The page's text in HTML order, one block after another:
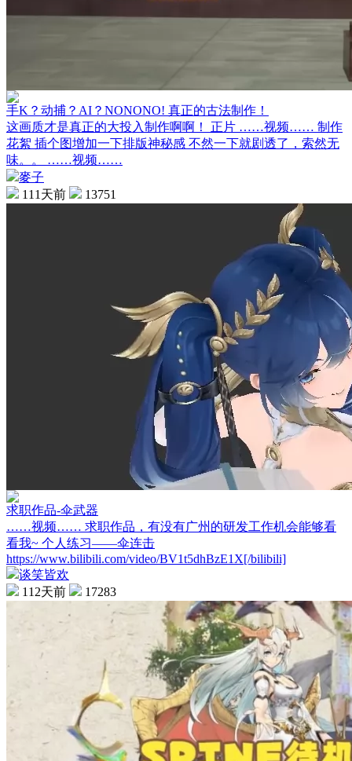
手K？动捕？AI？NONONO! 真正的古法制作！
这画质才是真正的大投入制作啊啊！ 正片 ……视频…… 制作
花絮 插个图增加一下排版神秘感 不然一下就剧透了，索然无
味。。 ……视频……
麥子
111天前
13751
求职作品-伞武器
……视频…… 求职作品，有没有广州的研发工作机会能够看
看我~ 个人练习——伞连击
https://www.bilibili.com/video/BV1t5dhBzE1X[/bilibili]
谈笑皆欢
112天前
17283